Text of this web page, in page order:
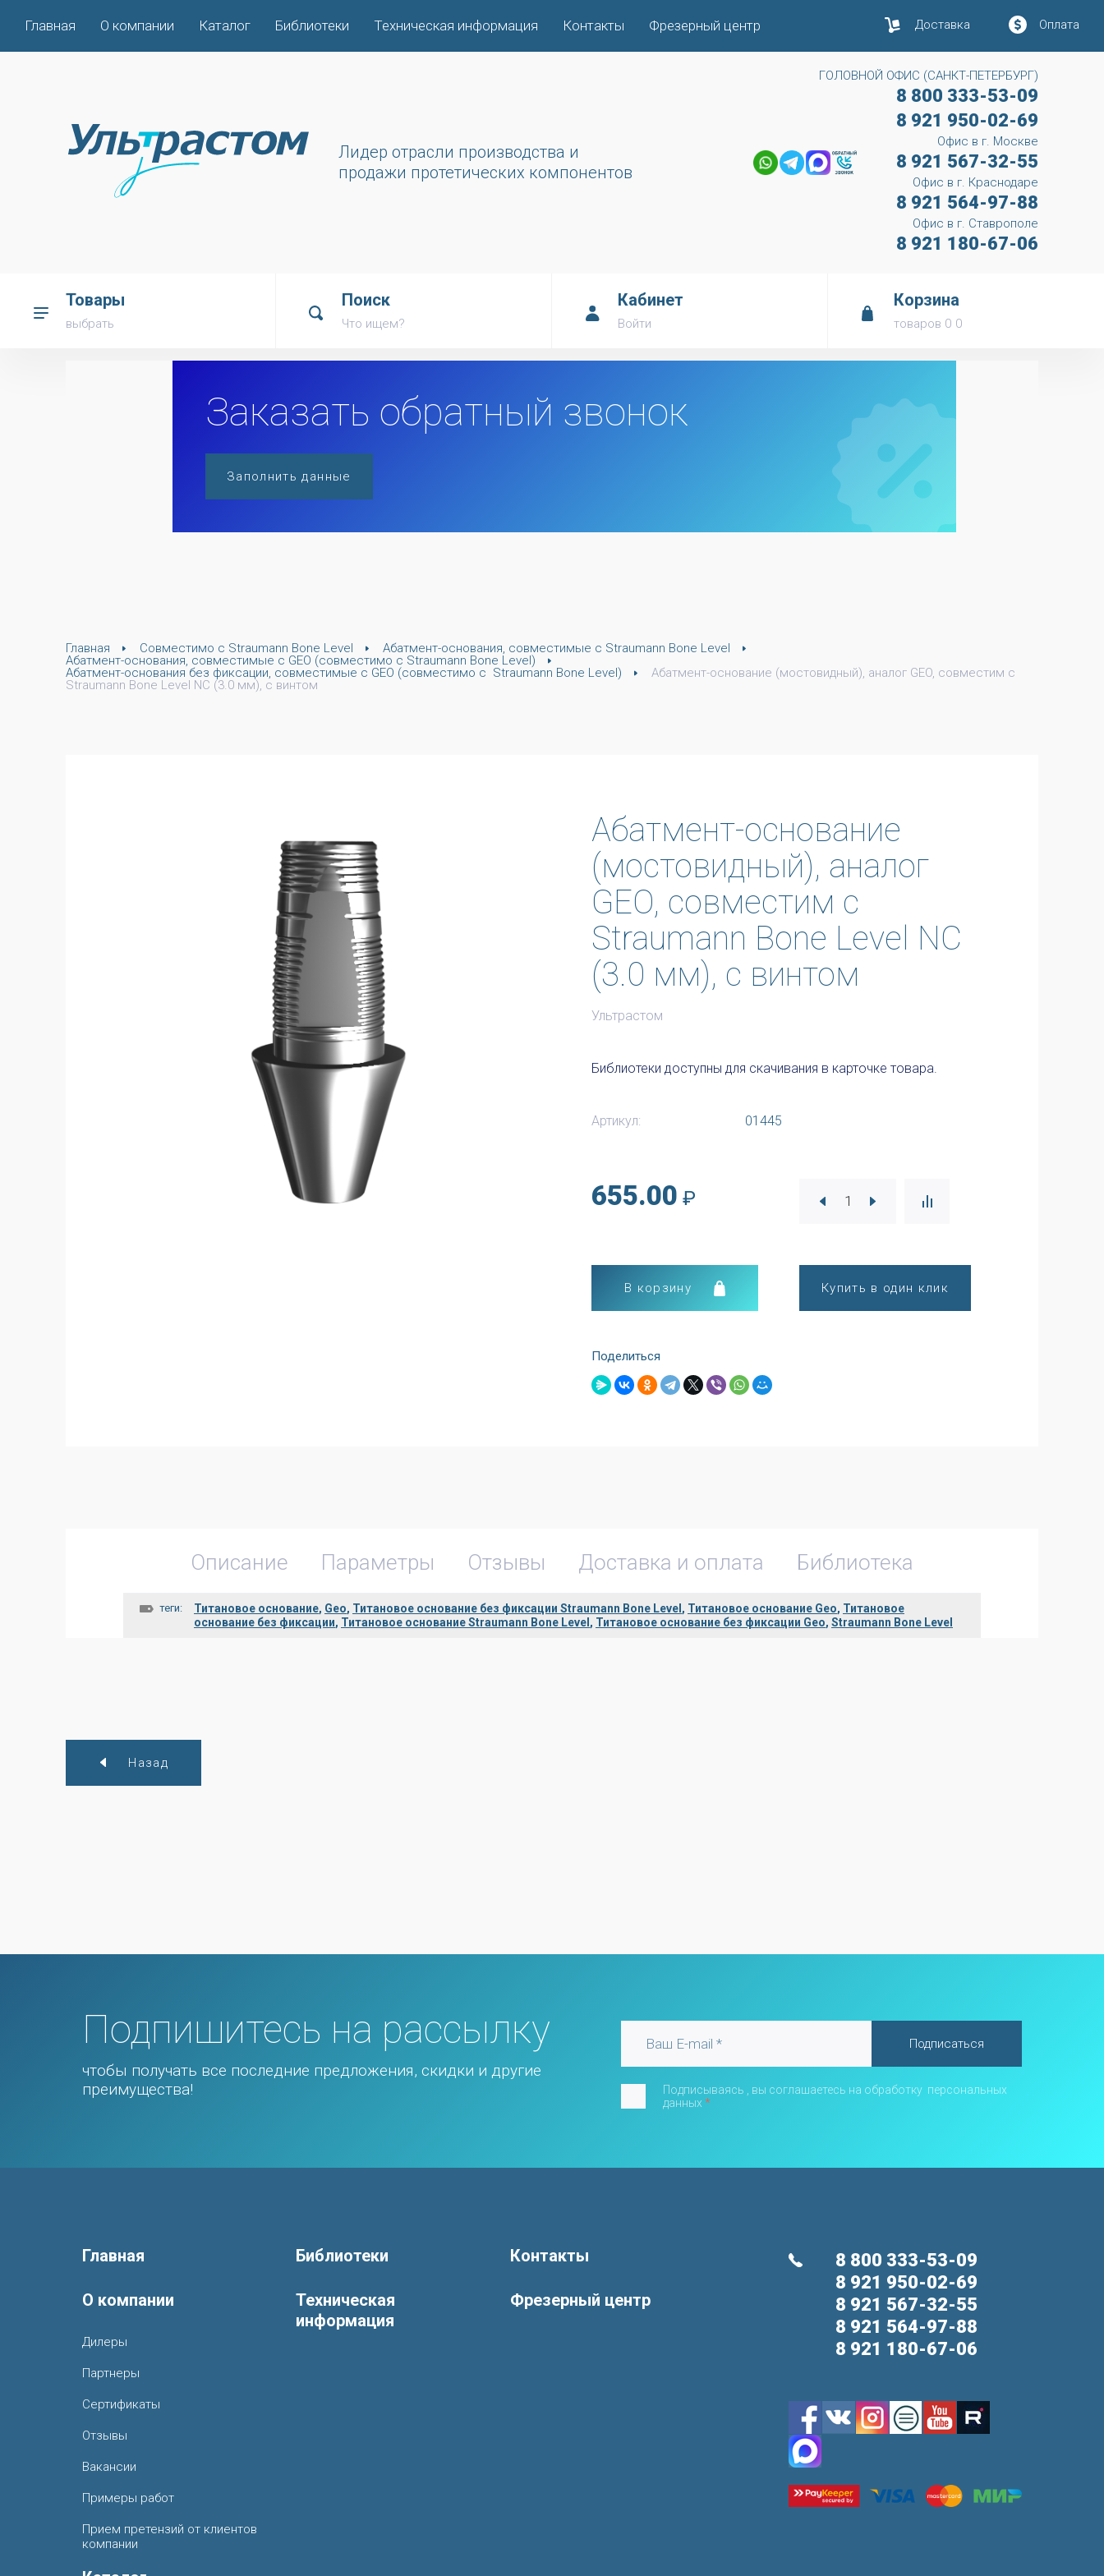
Главная О компании Каталог Библиотеки Техническая информация Контакты Фрезерный центр Доставка Оплата
Лидер отрасли производства и
продажи протетических компонентов
ГОЛОВНОЙ ОФИС (САНКТ-ПЕТЕРБУРГ)
8 800 333-53-09
8 921 950-02-69
Офис в г. Москве
8 921 567-32-55
Офис в г. Краснодаре
8 921 564-97-88
Офис в г. Ставрополе
8 921 180-67-06
Товары
выбрать
Поиск
Что ищем?
Кабинет
Войти
Корзина
товаров 0
Заказать обратный звонок
Заполнить данные
Главная Совместимо с Straumann Bone Level
Абатмент-основания, совместимые с Straumann Bone Level
Абатмент-основания, совместимые с GEO (совместимо с Straumann Bone Level)
Абатмент-основания без фиксации, совместимые с GEO (совместимо с  Straumann Bone Level)
Абатмент-основание (мостовидный), аналог GEO, совместим с
Straumann Bone Level NC (3.0 мм), с винтом
Абатмент-основание
(мостовидный), аналог
GEO, совместим с
Straumann Bone Level NC
(3.0 мм), с винтом
Ультрастом
Библиотеки доступны для скачивания в карточке товара.
Артикул: 01445
655.00 ₽
В корзину Купить в один клик
Поделиться
Описание Параметры Отзывы Доставка и оплата Библиотека
теги: Титановое основание, Geo, Титановое основание без фиксации Straumann Bone Level , Титановое основание Geo, Титановое
основание без фиксации, Титановое основание Straumann Bone Level , Титановое основание без фиксации Geo, Straumann Bone Level
Назад
Подпишитесь на рассылку
чтобы получать все последние предложения, скидки и другие
преимущества!
Подписываясь , вы соглашаетесь на обработку персональных
данных *
Подписаться
Главная
О компании
Дилеры
Партнеры
Сертификаты
Отзывы
Вакансии
Примеры работ
Прием претензий от клиентов
компании
Библиотеки
Техническая
информация
Контакты
Фрезерный центр
8 800 333-53-09
8 921 950-02-69
8 921 567-32-55
8 921 564-97-88
8 921 180-67-06